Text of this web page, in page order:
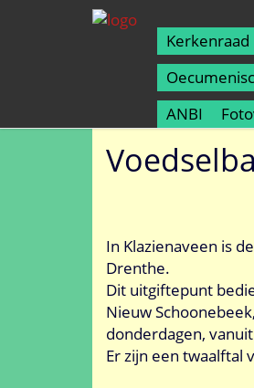
Kerkenraad
ANBI
In Klazienaveen is
Drenthe.
Dit uitgiftepunt
Nieuw
donderdagen,
Er zijn een twaalftal